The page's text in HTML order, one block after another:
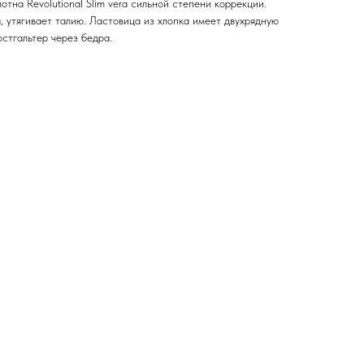
Revolutional Slim vera сильной степени коррекции.
талию. Ластовица из хлопка имеет двухрядную
через бедра.